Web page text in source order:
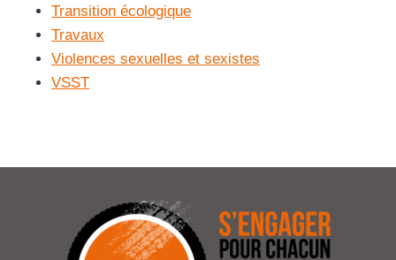
Transition écologique
Travaux
Violences sexuelles et sexistes
VSST